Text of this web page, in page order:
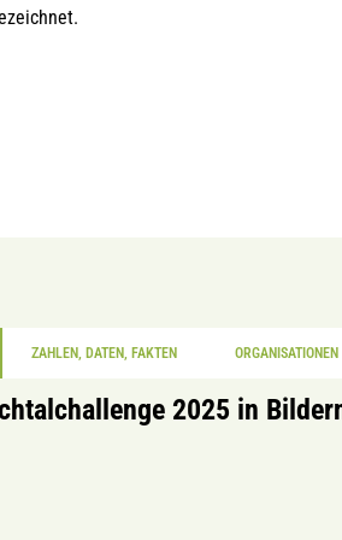
ZAHLEN, DATEN, FAKTEN ORGANISATIONEN
2025 in